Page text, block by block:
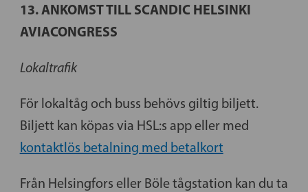
13. ANKOMST TILL SCANDIC HELSINKI
AVIACONGRESS
Lokaltrafik
För lokaltåg och buss behövs giltig biljett.
Biljett kan köpas via HSL:s app eller med
kontaktlös betalning med betalkort
Från Helsingfors eller Böle tågstation kan du ta